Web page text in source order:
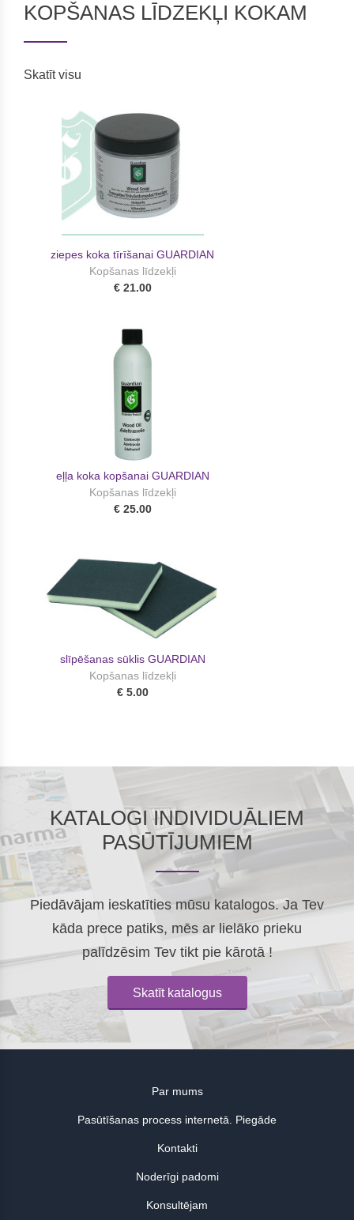
KOPŠANAS LĪDZEKĻI KOKAM
Skatīt visu
ziepes koka tīrīšanai GUARDIAN
Kopšanas līdzekļi
€ 21.00
eļļa koka kopšanai GUARDIAN
Kopšanas līdzekļi
€ 25.00
slīpēšanas sūklis GUARDIAN
Kopšanas līdzekļi
€ 5.00
KATALOGI INDIVIDUĀLIEM
PASŪTĪJUMIEM
Piedāvājam ieskatīties mūsu katalogos. Ja Tev
kāda prece patiks, mēs ar lielāko prieku
palīdzēsim Tev tikt pie kārotā !
Skatīt katalogus
Par mums
Pasūtīšanas process internetā. Piegāde
Kontakti
Noderīgi padomi
Konsultējam